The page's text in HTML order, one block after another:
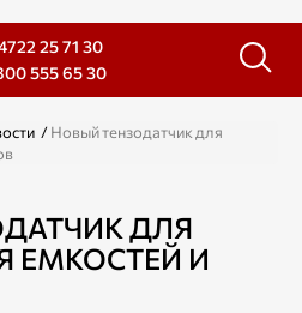
25 71 30
555 65 30
/Новый тензодатчик для
ДЛЯ
ЕМКОСТЕЙ И